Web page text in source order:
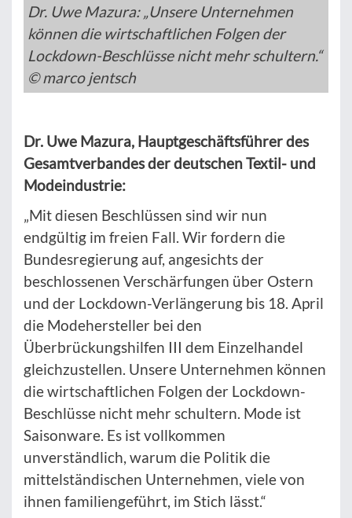
Dr. Uwe Mazura: „Unsere Unternehmen
können die wirtschaftlichen Folgen der
Lockdown-Beschlüsse nicht mehr schultern.“
© marco jentsch
Dr. Uwe Mazura, Hauptgeschäftsführer des
Gesamtverbandes der deutschen Textil- und
Modeindustrie:
„Mit diesen Beschlüssen sind wir nun
endgültig im freien Fall. Wir fordern die
Bundesregierung auf, angesichts der
beschlossenen Verschärfungen über Ostern
und der Lockdown-Verlängerung bis 18. April
die Modehersteller bei den
Überbrückungshilfen III dem Einzelhandel
gleichzustellen. Unsere Unternehmen können
die wirtschaftlichen Folgen der Lockdown-
Beschlüsse nicht mehr schultern. Mode ist
Saisonware. Es ist vollkommen
unverständlich, warum die Politik die
mittelständischen Unternehmen, viele von
ihnen familiengeführt, im Stich lässt.“